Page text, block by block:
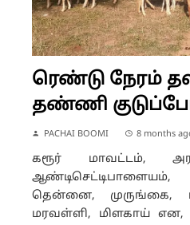
ரெண்டு நேரம்
தண்ணி
PACHAI BOOMI 8 months
கரூர் மாவட்டம்,
தென்னை, முருங்கை,
மரவள்ளி, மிளகாய்